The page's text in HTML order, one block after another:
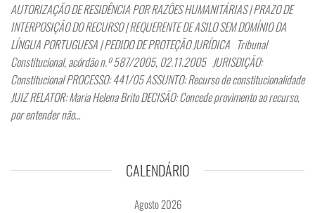
AUTORIZAÇÃO DE RESIDÊNCIA POR RAZÕES HUMANITÁRIAS | PRAZO DE
INTERPOSIÇÃO DO RECURSO | REQUERENTE DE ASILO SEM DOMÍNIO DA
LÍNGUA PORTUGUESA | PEDIDO DE PROTEÇÃO JURÍDICA Tribunal
Constitucional, acórdão n.º 587/2005, 02.11.2005 JURISDIÇÃO:
Constitucional PROCESSO: 441/05 ASSUNTO: Recurso de constitucionalidade
JUIZ RELATOR: Maria Helena Brito DECISÃO: Concede provimento ao recurso,
por entender não…
CALENDÁRIO
Agosto 2026